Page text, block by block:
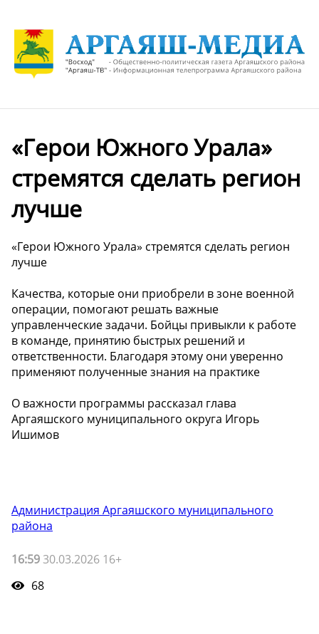
«Герои Южного Урала»
стремятся сделать регион
лучше
«Герои Южного Урала» стремятся сделать регион
лучше
Качества, которые они приобрели в зоне военной
операции, помогают решать важные
управленческие задачи. Бойцы привыкли к работе
в команде, принятию быстрых решений и
ответственности. Благодаря этому они уверенно
применяют полученные знания на практике
О важности программы рассказал глава
Аргаяшского муниципального округа Игорь
Ишимов
Администрация Аргаяшского муниципального
района
16:59 30.03.2026 16+
68